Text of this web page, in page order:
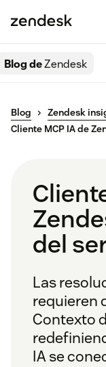
Blog deZendesk
Blog Zendesk
Cliente MCP IA de
del
Las
requieren
Contexto
IA se